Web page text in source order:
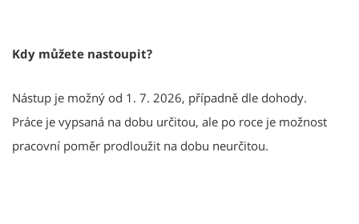
Kdy můžete nastoupit?
Nástup je možný od 1. 7. 2026, případně dle dohody.
Práce je vypsaná na dobu určitou, ale po roce je možnost
pracovní poměr prodloužit na dobu neurčitou.